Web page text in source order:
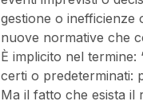
gestione o inefficienze
nuove normative che
È implicito nel
certi o predeterminati:
Ma il fatto che esista il